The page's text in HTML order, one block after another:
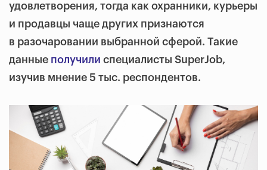
удовлетворения, тогда как охранники, курьеры
и продавцы чаще других признаются
в разочаровании выбранной сферой. Такие
данные получили специалисты SuperJob,
изучив мнение 5 тыс. респондентов.